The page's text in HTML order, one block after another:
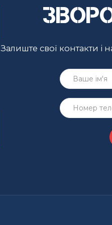
Залиште свої контакти і